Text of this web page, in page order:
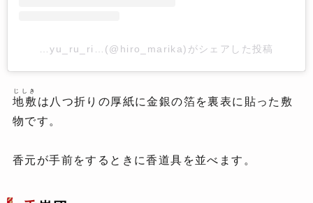
…yu_ru_ri…(@hiro_marika)がシェアした投稿
地敷
じしき
は八つ折りの厚紙に金銀の箔を裏表に貼った敷
物です。
香元が手前をするときに香道具を並べます。